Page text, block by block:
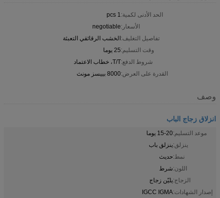
الحد الأدنى لكمية:1 pcs
الأسعار:negotiable
تفاصيل التغليف:الخشب الرقائقي التعبئة
وقت التسليم:25 يوما
شروط الدفع:T/T، خطاب الاعتماد
القدرة على العرض:8000 بييسز مونث
وصف
انزلاق زجاج الباب
موعد التسليم:15-20 يوما
ينزلق:ينزلق باب
نمط:حديث
اللون:شرط
الزجاج:يليّن زجاج
إصدار الشهادات:IGCC IGMA